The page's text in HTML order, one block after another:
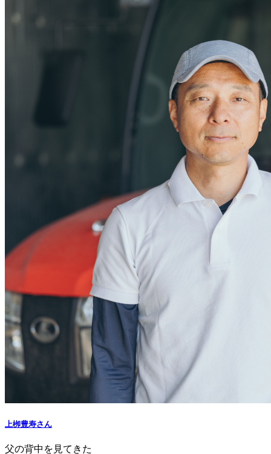
上栁豊寿さん
父の背中を見てきた